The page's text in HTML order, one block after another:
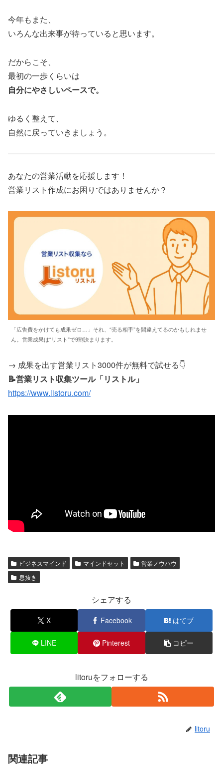
今年もまた、
いろんな出来事が待っていると思います。
だからこそ、
最初の一歩くらいは
自分にやさしいペースで。
ゆるく整えて、
自然に戻っていきましょう。
あなたの営業活動を応援します！
営業リスト作成にお困りではありませんか？
「広告費をかけても成果ゼロ…」それ、“売る相手”を間違えてるのかもしれませ
ん。営業成果は“リスト”で9割決まります。
→ 成果を出す営業リスト3000件が無料で試せる👇
📝営業リスト収集ツール「リストル」
https://www.listoru.com/
ビジネスマインド マインドセット
営業ノウハウ
息抜き
シェアする
X Facebook はてブ
LINE Pinterest コピー
litoruをフォローする
litoru
関連記事